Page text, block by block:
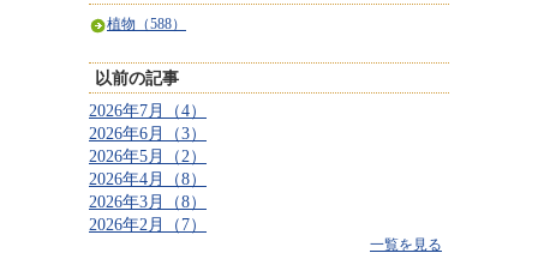
植物（588）
以前の記事
2026年7月（4）
2026年6月（3）
2026年5月（2）
2026年4月（8）
2026年3月（8）
2026年2月（7）
一覧を見る